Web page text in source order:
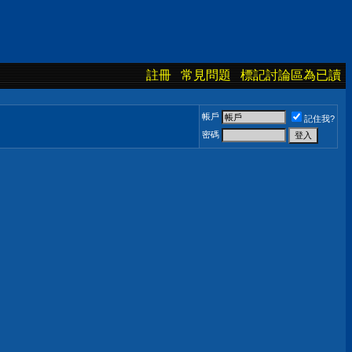
註冊 常見問題 標記討論區為已讀
帳戶
記住我?
密碼